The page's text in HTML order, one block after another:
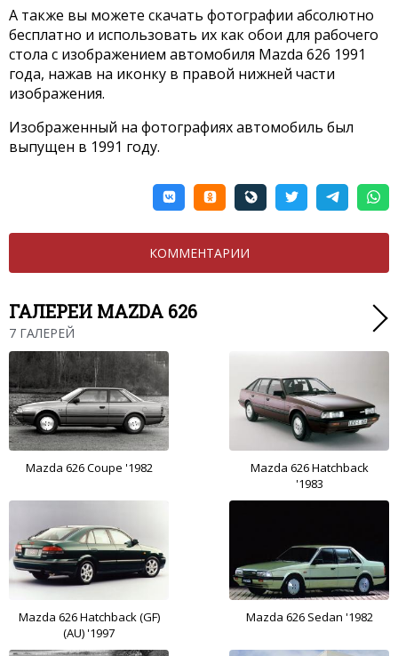
А также вы можете скачать фотографии абсолютно
бесплатно и использовать их как обои для рабочего
стола с изображением автомобиля Mazda 626 1991
года, нажав на иконку в правой нижней части
изображения.
Изображенный на фотографиях автомобиль был
выпущен в 1991 году.
КОММЕНТАРИИ
ГАЛЕРЕИ MAZDA 626
7 ГАЛЕРЕЙ
Mazda 626 Coupe '1982
Mazda 626 Hatchback
'1983
Mazda 626 Hatchback (GF)
(AU) '1997
Mazda 626 Sedan '1982